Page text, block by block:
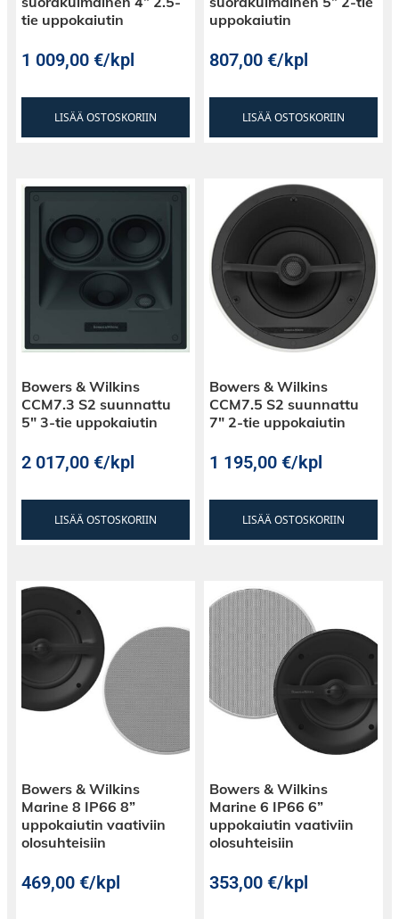
tie uppokaiutin
1 009,00€/kpl
LISÄÄ OSTOSKORIIN
uppokaiutin
807,00€/kpl
LISÄÄ OSTOSKORIIN
Bowers & Wilkins
CCM7.3 S2 suunnattu
5″ 3-tie uppokaiutin
2 017,00€/kpl
LISÄÄ OSTOSKORIIN
Bowers & Wilkins
CCM7.5 S2 suunnattu
7″ 2-tie uppokaiutin
1 195,00€/kpl
LISÄÄ OSTOSKORIIN
Bowers & Wilkins
Marine 8 IP66 8”
uppokaiutin vaativiin
olosuhteisiin
469,00€/kpl
Bowers & Wilkins
Marine 6 IP66 6”
uppokaiutin vaativiin
olosuhteisiin
353,00€/kpl